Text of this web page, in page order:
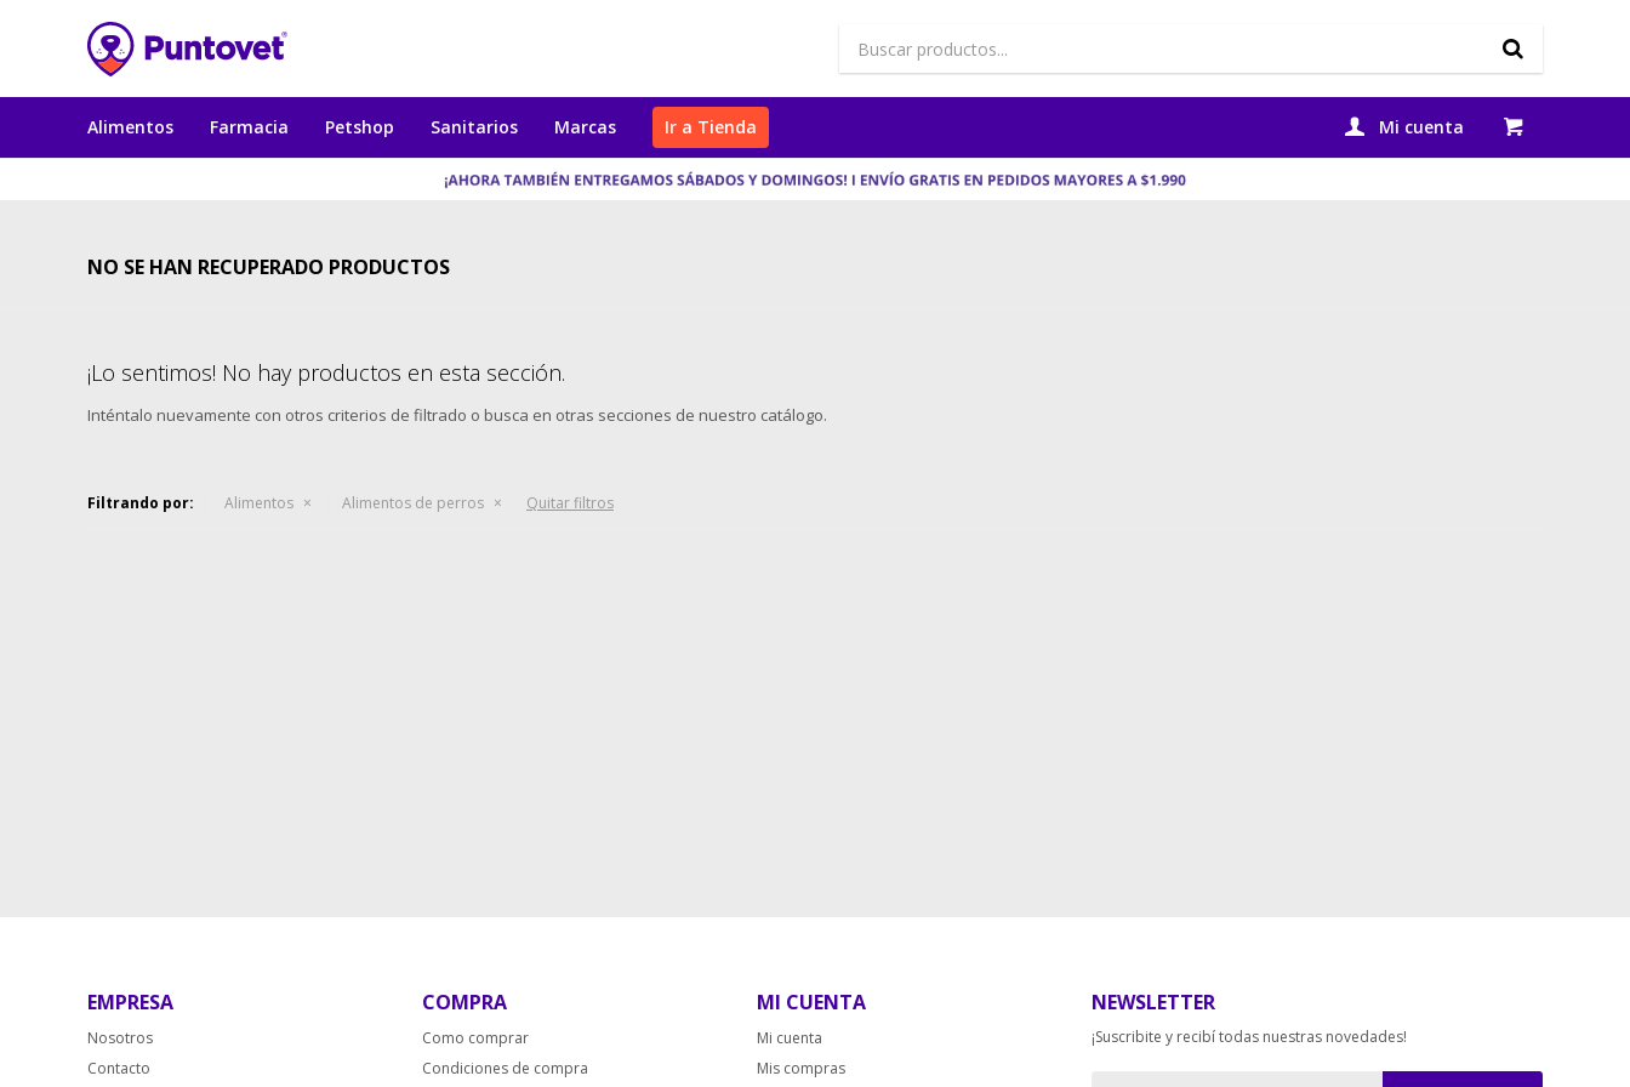
Alimentos Farmacia Petshop Sanitarios Marcas Ir a Tienda
NO SE HAN RECUPERADO PRODUCTOS
¡Lo sentimos! No hay productos en esta sección.
Inténtalo nuevamente con otros criterios de filtrado o busca en otras secciones de nuestro catálogo.
Filtrando por: Alimentos Alimentos de perros Quitar filtros
EMPRESA
Nosotros
Contacto
COMPRA
Como comprar
Condiciones de compra
MI CUENTA
Mi cuenta
Mis compras
NEWSLETTER
¡Suscribite y recibí todas nuestras novedades!